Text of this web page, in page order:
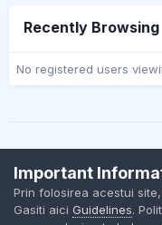
Recently Browsing
No registered users
Important
Prin folosirea acestui
Gasiti aici Guidelines.